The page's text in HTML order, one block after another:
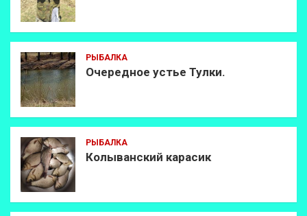
РЫБАЛКА
Очередное устье Тулки.
РЫБАЛКА
Колыванский карасик